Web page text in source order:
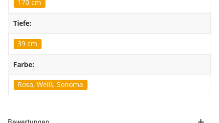
170 cm
Tiefe:
39 cm
Farbe:
Rosa, Weiß, Sonoma